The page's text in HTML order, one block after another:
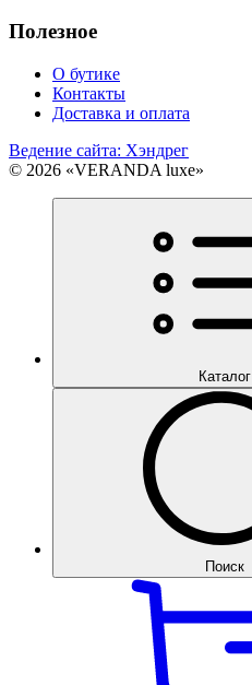
Полезное
О бутике
Контакты
Доставка и оплата
Ведение сайта: Хэндрег
© 2026 «VERANDA luxe»
Каталог
Поиск